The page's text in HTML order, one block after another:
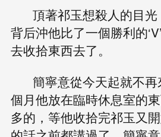
頂著祁玉想殺人的目
背后沖他比了一個勝利的
去收拾東西去了。
簡寧意從今天起就不
個月他放在臨時休息室的
多的，等他收拾完祁玉又